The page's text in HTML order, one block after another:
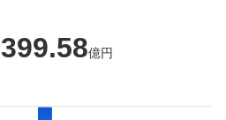
399.58億円